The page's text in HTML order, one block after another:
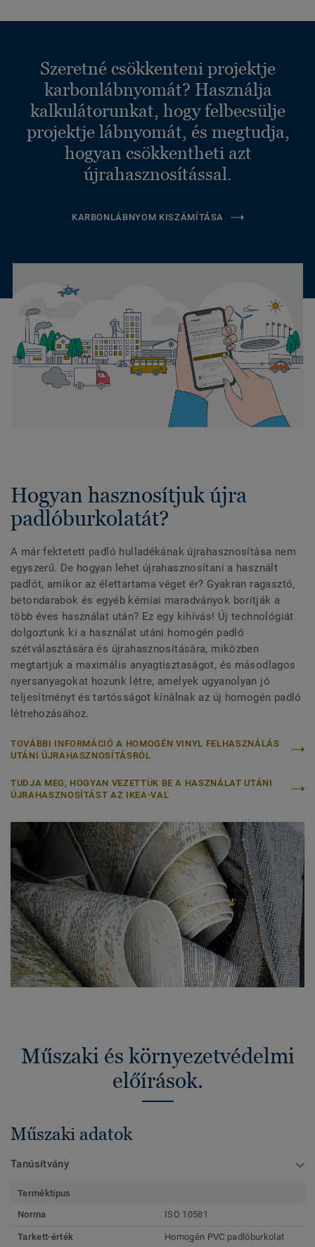
Szeretné csökkenteni projektje
karbonlábnyomát? Használja
kalkulátorunkat, hogy felbecsülje
projektje lábnyomát, és megtudja,
hogyan csökkentheti azt
újrahasznosítással.
KARBONLÁBNYOM KISZÁMÍTÁSA
Hogyan hasznosítjuk újra
padlóburkolatát?
A már fektetett padló hulladékának újrahasznosítása nem
egyszerű. De hogyan lehet újrahasznosítani a használt
padlót, amikor az élettartama véget ér? Gyakran ragasztó,
betondarabok és egyéb kémiai maradványok borítják a
több éves használat után? Ez egy kihívás! Új technológiát
dolgoztunk ki a használat utáni homogén padló
szétválasztására és újrahasznosítására, miközben
megtartjuk a maximális anyagtisztaságot, és másodlagos
nyersanyagokat hozunk létre, amelyek ugyanolyan jó
teljesítményt és tartósságot kínálnak az új homogén padló
létrehozásához.
TOVÁBBI INFORMÁCIÓ A HOMOGÉN VINYL FELHASZNÁLÁS
UTÁNI ÚJRAHASZNOSÍTÁSRÓL
TUDJA MEG, HOGYAN VEZETTÜK BE A HASZNÁLAT UTÁNI
ÚJRAHASZNOSÍTÁST AZ IKEA-VAL
Műszaki és környezetvédelmi
előírások.
Műszaki adatok
Tanúsítvány
Terméktípus
Norma
ISO 10581
Tarkett-érték Homogén PVC padlóburkolat